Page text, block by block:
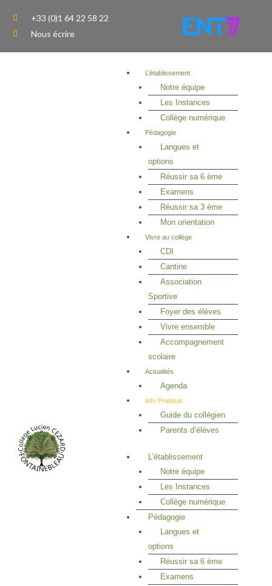
contenu
+33 (0)1 64 22 58 22
Nous écrire
L’établissement
Notre équipe
Les Instances
Collège numérique
Pédagogie
Langues et
options
Réussir sa 6 ème
Examens
Réussir sa 3 ème
Mon orientation
Vivre au collège
CDI
Cantine
Association
Sportive
Foyer des élèves
Vivre ensemble
Accompagnement
scolaire
Actualités
Agenda
Info Pratique
Guide du collégien
Parents d’élèves
L’établissement
Notre équipe
Les Instances
Collège numérique
Pédagogie
Langues et
options
Réussir sa 6 ème
Examens